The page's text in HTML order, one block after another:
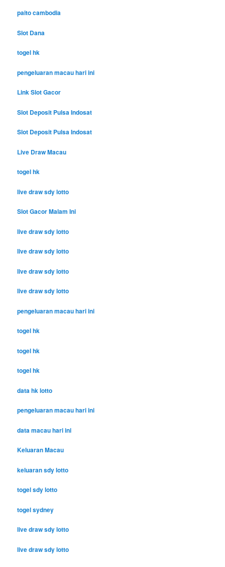
paito cambodia
Slot Dana
togel hk
pengeluaran macau hari ini
Link Slot Gacor
Slot Deposit Pulsa Indosat
Slot Deposit Pulsa Indosat
Live Draw Macau
togel hk
live draw sdy lotto
Slot Gacor Malam Ini
live draw sdy lotto
live draw sdy lotto
live draw sdy lotto
live draw sdy lotto
pengeluaran macau hari ini
togel hk
togel hk
togel hk
data hk lotto
pengeluaran macau hari ini
data macau hari ini
Keluaran Macau
keluaran sdy lotto
togel sdy lotto
togel sydney
live draw sdy lotto
live draw sdy lotto